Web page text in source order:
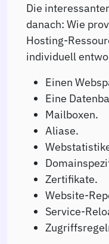
Die
danach: Wie
Hosting-
individuell
Einen
Eine
Mailboxen.
Aliase.
Zertifikate.
Website-
Service-